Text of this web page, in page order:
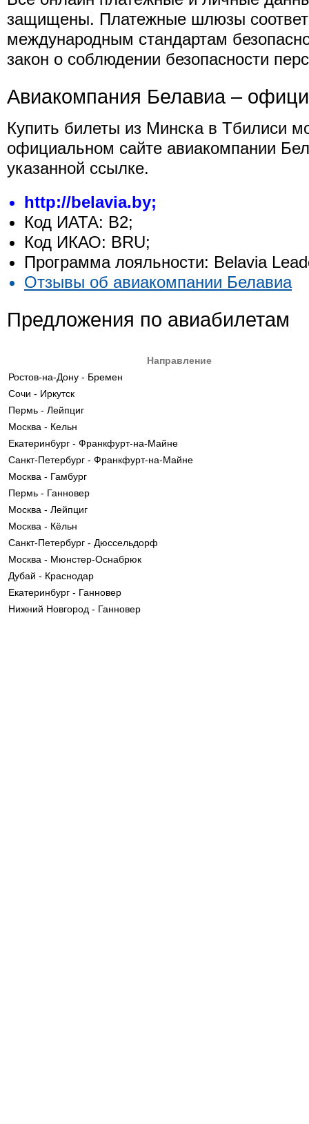
защищены. Платежные шлюзы
международным стандартам
закон о соблюдении безопасности
Авиакомпания Белавиа –
Купить билеты из Минска в Тбилиси
официальном сайте авиакомпании
указанной ссылке.
http://belavia.by;
Код ИАТА: B2;
Код ИКАО: BRU;
Программа лояльности: Belavia
Отзывы об авиакомпании Белавиа
Предложения по авиабилетам
Направление
Ростов-на-Дону - Бремен
Сочи - Иркутск
Пермь - Лейпциг
Москва - Кельн
Екатеринбург - Франкфурт-на-Майне
Санкт-Петербург - Франкфурт-на-Майне
Москва - Гамбург
Пермь - Ганновер
Москва - Лейпциг
Москва - Кёльн
Санкт-Петербург - Дюссельдорф
Москва - Мюнстер-Оснабрюк
Дубай - Краснодар
Екатеринбург - Ганновер
Нижний Новгород - Ганновер